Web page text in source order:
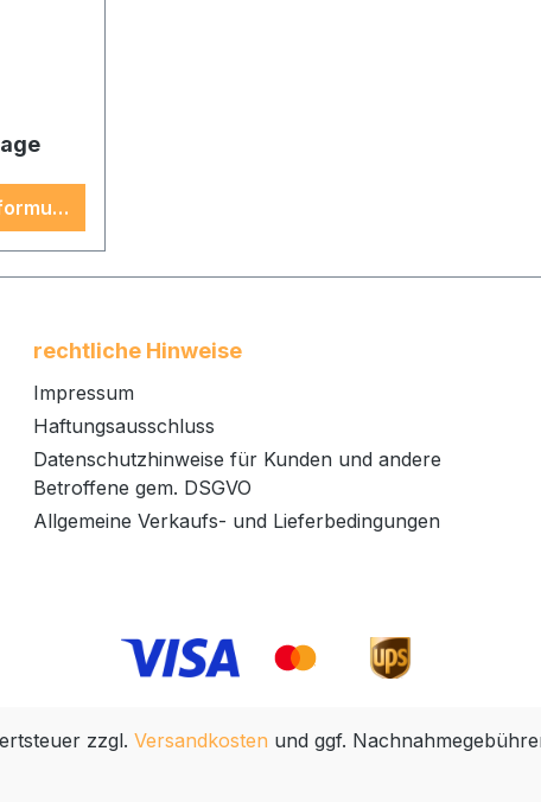
rechtliche Hinweise
Impressum
Haftungsausschluss
Datenschutzhinweise für Kunden und andere
Betroffene gem. DSGVO
Allgemeine Verkaufs- und Lieferbedingungen
zzgl. Versandkosten und ggf.